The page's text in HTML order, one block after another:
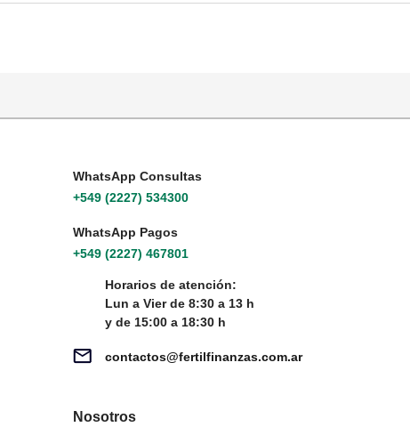
WhatsApp Consultas
+549 (2227) 534300
WhatsApp Pagos
+549 (2227) 467801
Horarios de atención:
Lun a Vier de 8:30 a 13 h
y de 15:00 a 18:30 h
contactos@fertilfinanzas.com.ar
Nosotros